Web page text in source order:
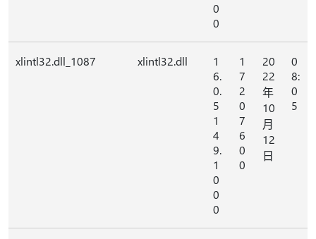
0
0
xlintl32.dll_1087 xlintl32.dll
1
6.
0.
5
1
4
9.
1
0
0
0
1
7
2
0
7
6
0
0
20
22
年
10
月
12
日
0
8:
0
5